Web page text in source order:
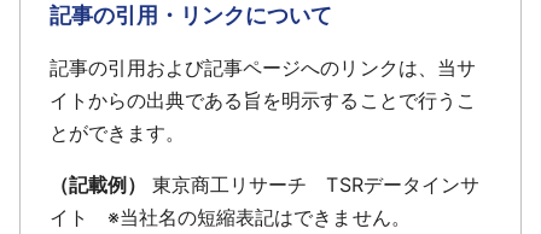
記事の引用・リンクについて
記事の引用および記事ページへのリンクは、当サ
イトからの出典である旨を明示することで行うこ
とができます。
（記載例）
東京商工リサーチ TSRデータインサ
イト ※当社名の短縮表記はできません。